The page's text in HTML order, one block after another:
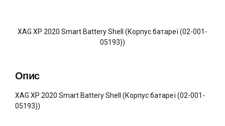
XAG XP 2020 Smart Battery Shell (Корпус батареї (02-001-
05193))
Опис
XAG XP 2020 Smart Battery Shell (Корпус батареї (02-001-
05193))